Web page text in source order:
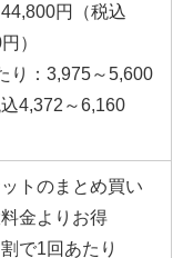
円（税込
）
り：3,975～5,600
4,372～6,160
トのまとめ買い
金よりお得
で1回あたり